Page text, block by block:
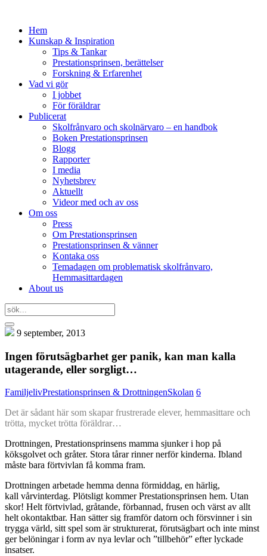
Hem
Kunskap & Inspiration
Tips & Tankar
Prestationsprinsen, berättelser
Forskning & Erfarenhet
Vad vi gör
I jobbet
För föräldrar
Publicerat
Skolfrånvaro och skolnärvaro – en handbok
Boken Prestationsprinsen
Blogg
Rapporter
I media
Nyhetsbrev
Aktuellt
Videor med och av oss
Om oss
Press
Om Prestationsprinsen
Prestationsprinsen & vänner
Kontaka oss
Temadagen om problematisk skolfrånvaro,
Hemmasittardagen
About us
9 september, 2013
Ingen förutsägbarhet ger panik, kan man kalla
utagerande, eller sorgligt…
FamiljelivPrestationsprinsen & DrottningenSkolan 6
Det är sådant här som skapar frustrerade elever, hemmasittare och
trötta, mycket trötta föräldrar…
Drottningen, Prestationsprinsens mamma sjunker i hop på
köksgolvet och gråter. Stora tårar rinner nerför kinderna. Ibland
måste bara förtvivlan få komma fram.
Drottningen arbetade hemma denna förmiddag, en härlig,
kall vårvinterdag. Plötsligt kommer Prestationsprinsen hem. Utan
skor! Helt förtvivlad, gråtande, förbannad, frusen och värst av allt
helt okontaktbar. Han sätter sig framför datorn och försvinner i sin
trygga värld, sitt spel som är strukturerat, förutsägbart och inte minst
ger belöningar i form av nya levlar och ”tillbehör” efter lyckade
insatser.